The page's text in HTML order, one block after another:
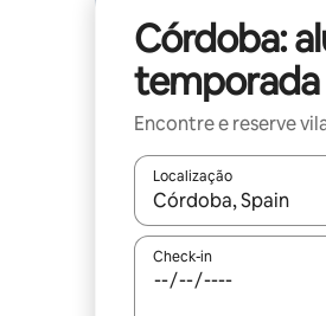
Córdoba:
temporada
Encontre e reserve
Localização
Quando os resultados
Check-in